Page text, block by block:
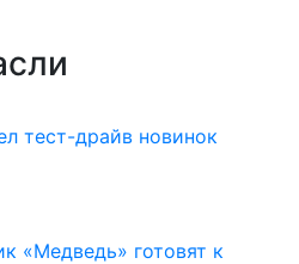
тест-драйв новинок
«Медведь» готовят к